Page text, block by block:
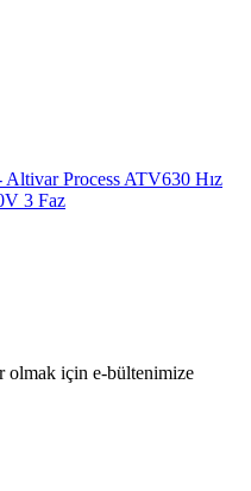
Process ATV630 Hız
3 Faz
olmak için e-bültenimize